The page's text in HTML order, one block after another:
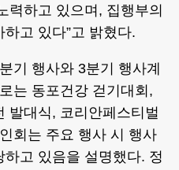
력하고 있으며, 집행부의
고 있다”고 밝혔다.
기 행사와 3분기 행사계
는 동포건강 걷기대회,
발대식, 코리안페스티벌
회는 주요 행사 시 행사
고 있음을 설명했다. 정